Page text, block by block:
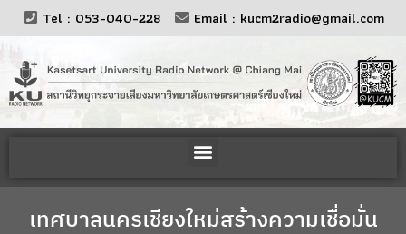
Tel : 053-040-228 Email : kucm2radio@gmail.com
เทศบาลนครเชียงใหม่สร้างความเชื่อมั่น